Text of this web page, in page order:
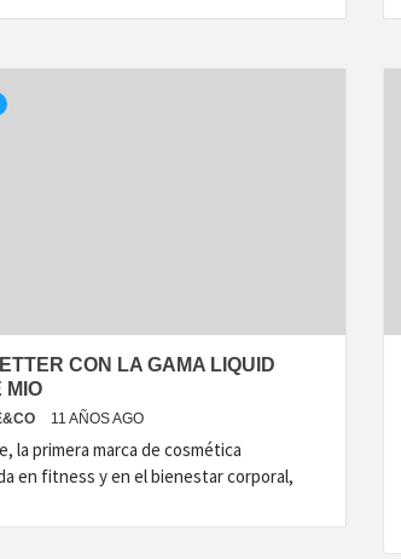
CON LA GAMA LIQUID
MIO
11 AÑOS AGO
la primera marca de cosmética
en fitness y en el bienestar corporal,